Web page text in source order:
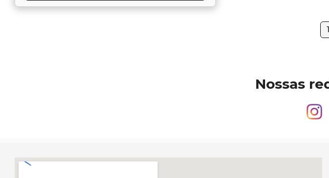
1
Nossas